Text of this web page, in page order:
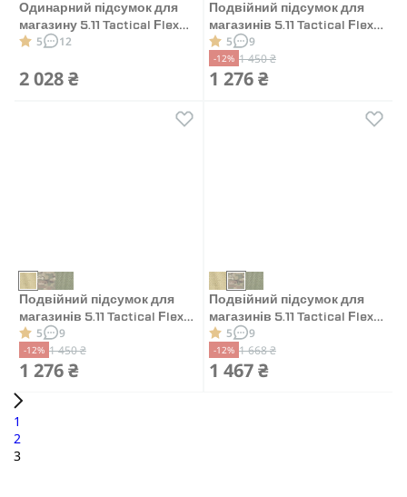
Одинарний підсумок для
магазину 5.11 Tactical Flex
Multi-Caliber Cover.
5 12
2 028 ₴
Подвійний підсумок для
магазинів 5.11 Tactical Flex
Multi Pistol Mag. Олива
5 9
-12% 1 450 ₴
1 276 ₴
Подвійний підсумок для
магазинів 5.11 Tactical Flex
Multi Pistol Mag. Койот
5 9
-12% 1 450 ₴
1 276 ₴
Подвійний підсумок для
магазинів 5.11 Tactical Flex
Multi Pistol Mag. Мультикам
5 9
-12% 1 668 ₴
1 467 ₴
1
2
3